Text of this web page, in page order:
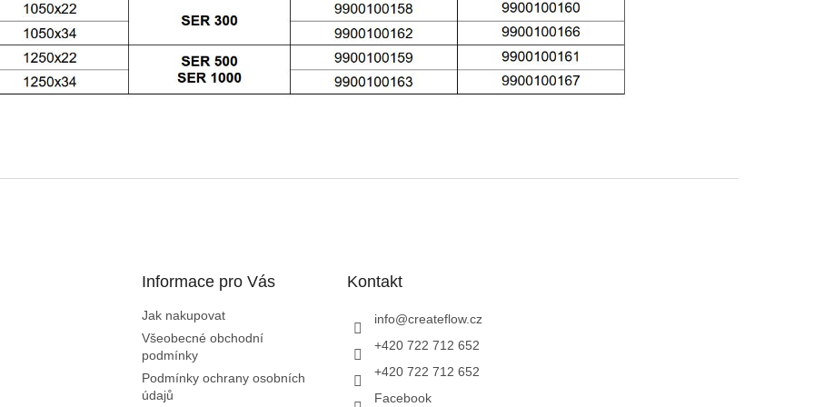
Informace pro Vás
Jak nakupovat
Všeobecné obchodní
podmínky
Podmínky ochrany osobních
údajů
Kontakt
info@createflow.cz
+420 722 712 652
+420 722 712 652
Facebook